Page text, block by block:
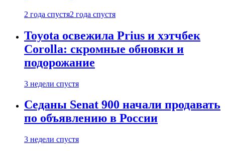
2 года спустя2 года спустя
Toyota освежила Prius и хэтчбек
Corolla: скромные обновки и
подорожание
3 недели спустя
Седаны Senat 900 начали продавать
по объявлению в России
3 недели спустя